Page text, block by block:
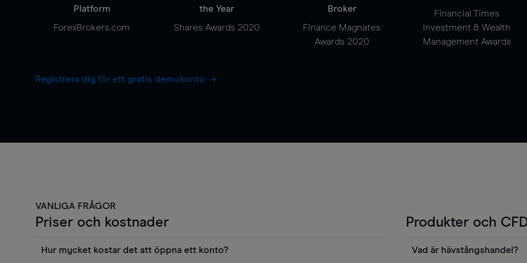
Platform
ForexBrokers.com
the Year
Shares Awards 2020
Broker
Finance Magnates
Awards 2020
Financial Times
Investment & Wealth
Management Awards
Registrera dig för ett gratis demokonto
VANLIGA FRÅGOR
Priser och kostnader
Hur mycket kostar det att öppna ett konto?
Produkter och
Vad är hävstångshandel?